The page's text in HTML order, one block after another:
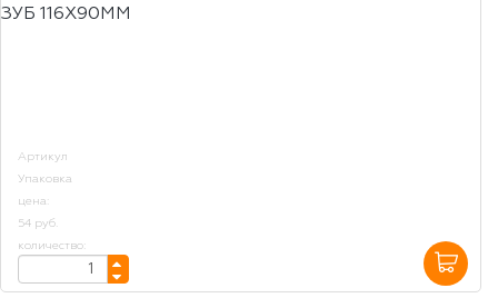
ЗУБ 116Х90ММ
Артикул
Упаковка
цена:
54 руб.
количество: